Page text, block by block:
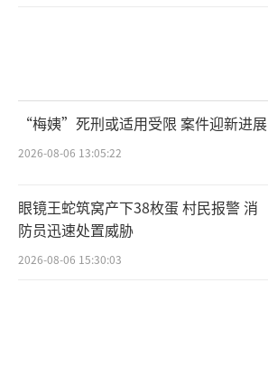
“梅姨”死刑或适用受限 案件迎新进展
2026-08-06 13:05:22
眼镜王蛇筑窝产下38枚蛋 村民报警 消
防员迅速处置威胁
2026-08-06 15:30:03